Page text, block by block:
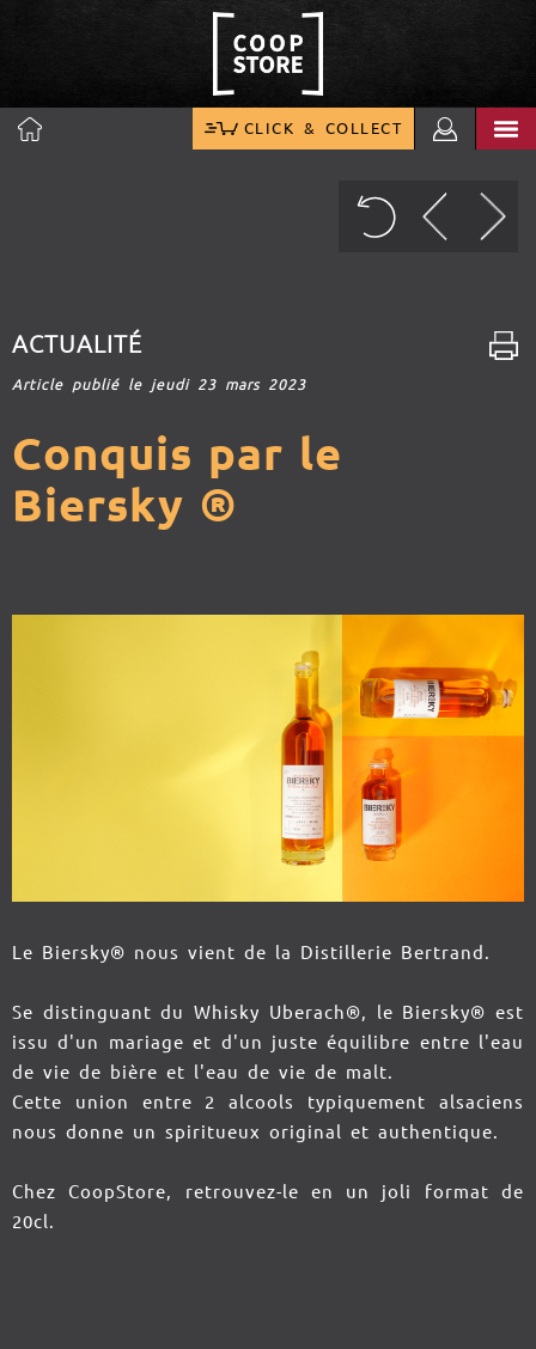
CLICK & COLLECT
ACTUALITÉ
Article publié le jeudi 23 mars 2023
Conquis par le
Biersky ®
Le Biersky® nous vient de la Distillerie Bertrand.
Se distinguant du Whisky Uberach®, le Biersky® est
issu d'un mariage et d'un juste équilibre entre l'eau
de vie de bière et l'eau de vie de malt.
Cette union entre 2 alcools typiquement alsaciens
nous donne un spiritueux original et authentique.
Chez CoopStore, retrouvez-le en un joli format de
20cl.